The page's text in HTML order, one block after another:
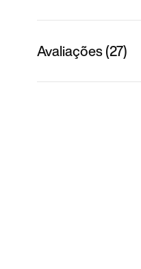
Avaliações (27)